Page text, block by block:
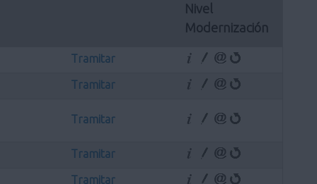
Nivel
Modernización
Tramitar
Tramitar
Tramitar
Tramitar
Tramitar